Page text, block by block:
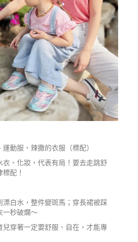
動服、辣撒的衣服（標配）
衣、化妝，代表有局！要去走跳舒
配！
漂白水，整件變斑馬；穿長裙被踩
一秒破爛～
兒穿著一定要舒服、自在，才能專